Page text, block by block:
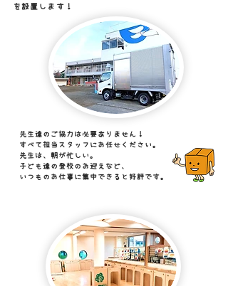
を設置します！
先生達のご協力は必要ありません！
すべて担当スタッフにお任せください。
先生は、朝が忙しい。
子ども達の登校のお迎えなど、
いつものお仕事に集中できると好評です。